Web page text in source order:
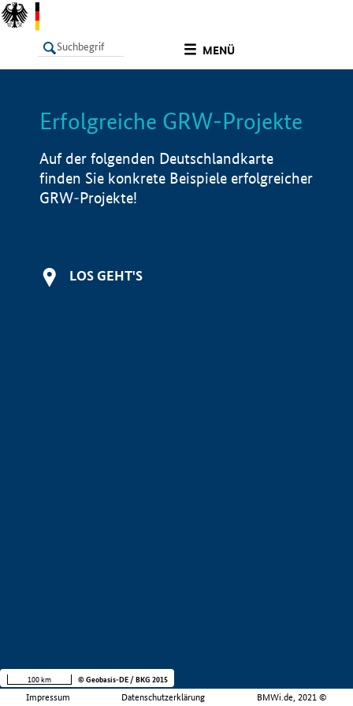
MENÜ
LISTE Info
Erfolgreiche GRW-Projekte
Auf der folgenden Deutschlandkarte
finden Sie konkrete Beispiele erfolgreicher
GRW-Projekte!
LOS GEHT'S
Impressum Datenschutzerklärung BMWi.de, 2021 ©
100 km © Geobasis-DE / BKG 2015